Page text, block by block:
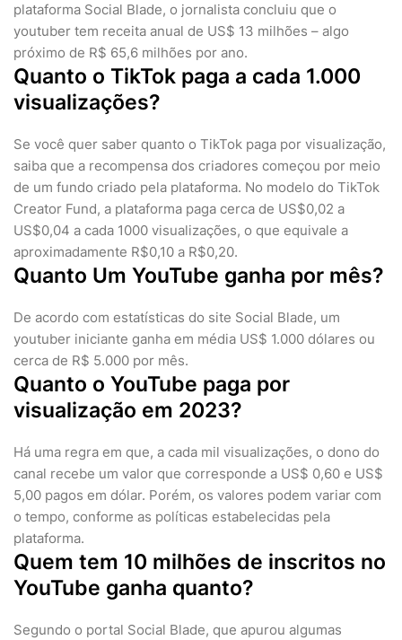
plataforma Social Blade, o jornalista concluiu que o
youtuber tem receita anual de US$ 13 milhões – algo
próximo de R$ 65,6 milhões por ano.
Quanto o TikTok paga a cada 1.000
visualizações?
Se você quer saber quanto o TikTok paga por visualização,
saiba que a recompensa dos criadores começou por meio
de um fundo criado pela plataforma. No modelo do TikTok
Creator Fund, a plataforma paga cerca de US$0,02 a
US$0,04 a cada 1000 visualizações, o que equivale a
aproximadamente R$0,10 a R$0,20.
Quanto Um YouTube ganha por mês?
De acordo com estatísticas do site Social Blade, um
youtuber iniciante ganha em média US$ 1.000 dólares ou
cerca de R$ 5.000 por mês.
Quanto o YouTube paga por
visualização em 2023?
Há uma regra em que, a cada mil visualizações, o dono do
canal recebe um valor que corresponde a US$ 0,60 e US$
5,00 pagos em dólar. Porém, os valores podem variar com
o tempo, conforme as políticas estabelecidas pela
plataforma.
Quem tem 10 milhões de inscritos no
YouTube ganha quanto?
Segundo o portal Social Blade, que apurou algumas